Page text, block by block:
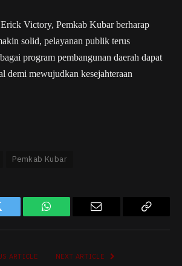
Victory, Pemkab Kubar berharap
solid, pelayanan publik terus
program pembangunan daerah dapat
demi mewujudkan kesejahteraan
Pemkab Kubar
WhatsApp
ARTICLE NEXT ARTICLE